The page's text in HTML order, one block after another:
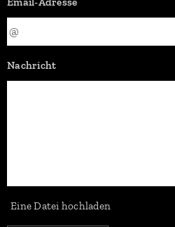
Nachricht
Eine Datei hochladen